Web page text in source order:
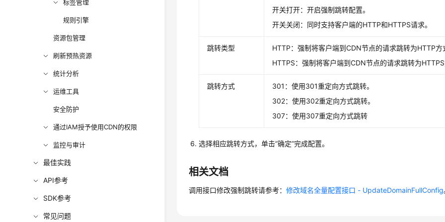
标签管理
规则引擎
资源包管理
刷新预热资源
统计分析
运维工具
安全防护
通过IAM授予使用CDN的权限
监控与审计
最佳实践
API参考
SDK参考
常见问题
开关打开：开启强制跳转配置。
开关关闭：同时支持客户端的HTTP和HTTPS请求。
跳转类型
HTTP：强制将客户端到CDN节点的请求跳转为HTTP方
HTTPS：强制将客户端到CDN节点的请求跳转为HTTPS
跳转方式
301：使用301重定向方式跳转。
302：使用302重定向方式跳转。
307：使用307重定向方式跳转
选择相应跳转方式，单击“确定”完成配置。
相关文档
调用接口修改强制跳转请参考：修改域名全量配置接口 - UpdateDomainFullConfig